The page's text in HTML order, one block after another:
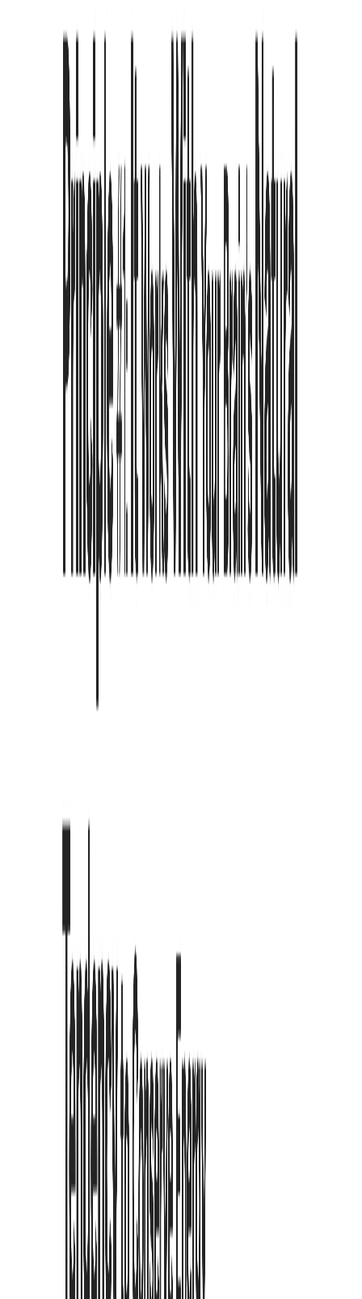
Umfassende Unterstützung für Chinesisch, Englisch, Japanisch,
Koreanisch, Französisch, Deutsch und mehr, mit intelligenter
Erkennung gemischter mehrsprachiger Inhalte.
Einfacher Ablauf
zurückgewinnen
Vom Verstehen zum Meistern: Nur drei Schritte, um Reinheit und
Fokus in das Web-Lesen zurückzubringen.
Standard-Websites sind oft 'Textwände', die das ADHS-Gehirn
überfordern. Wir lösen dies mit wissenschaftlich fundierten
Funktionen: Bionic Reading verankert Ihren Blick mit semantischer
Fettung, während der Zeilenfokus das Überspringen verhindert.
Was ist ADHD Reading Warum brauchen Sie es
Wie funktioniert es Immersives tiefes Lesen
Effizientes schnelles Scannen
ADHD Reading jetzt holen
ADHD Reading ist eine spezielle Chrome-Erweiterung, die
Sarah Jenkins
Technische Dokumente machen mich nicht mehr schwindelig. Für
Entwickler ist dies eine unverzichtbare Chrome-Leseerweiterung für
Marcus Reed
Softwareentwickler
Ich habe meine Effizienz beim Überfliegen von Literatur
verdoppelt. Essenziell für jeden, der eine gute Leseerweiterung für
ADHS sucht. "
Der Weißraum wird perfekt gehandhabt. Als ADHS-
Browsererweiterung schont das Design meine Augen auch nach
Stunden am Bildschirm.
Jessica Williams
UI-Designerin
E-Mails abarbeiten geht jetzt viel schneller. Der Bionic Reading
Modus von ADHD Reading spart mir mindestens 30% Zeit.